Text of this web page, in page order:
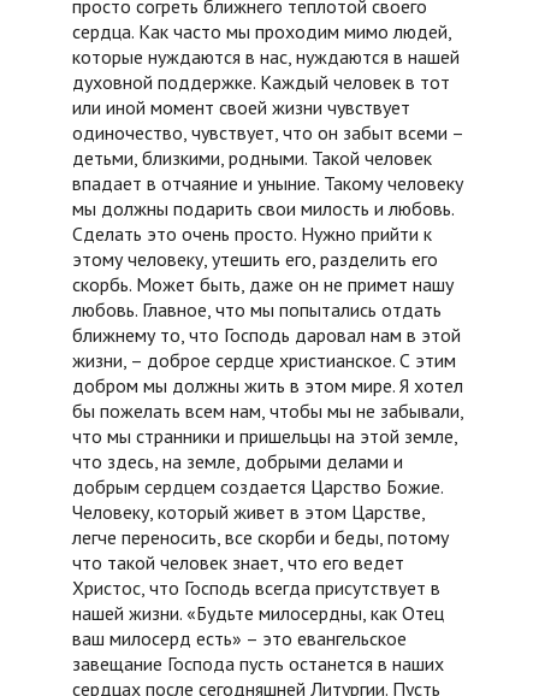
просто согреть ближнего теплотой своего
сердца. Как часто мы проходим мимо людей,
которые нуждаются в нас, нуждаются в нашей
духовной поддержке. Каждый человек в тот
или иной момент своей жизни чувствует
одиночество, чувствует, что он забыт всеми –
детьми, близкими, родными. Такой человек
впадает в отчаяние и уныние. Такому человеку
мы должны подарить свои милость и любовь.
Сделать это очень просто. Нужно прийти к
этому человеку, утешить его, разделить его
скорбь. Может быть, даже он не примет нашу
любовь. Главное, что мы попытались отдать
ближнему то, что Господь даровал нам в этой
жизни, – доброе сердце христианское. С этим
добром мы должны жить в этом мире. Я хотел
бы пожелать всем нам, чтобы мы не забывали,
что мы странники и пришельцы на этой земле,
что здесь, на земле, добрыми делами и
добрым сердцем создается Царство Божие.
Человеку, который живет в этом Царстве,
легче переносить, все скорби и беды, потому
что такой человек знает, что его ведет
Христос, что Господь всегда присутствует в
нашей жизни. «Будьте милосердны, как Отец
ваш милосерд есть» – это евангельское
завещание Господа пусть останется в наших
сердцах после сегодняшней Литургии. Пусть